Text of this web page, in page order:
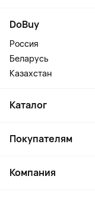
DoBuy
Россия
Беларусь
Казахстан
Каталог
Ноутбуки, мониторы,
Косметика и уход
Покупателям
Как заказать
Компания